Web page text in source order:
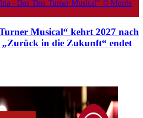
Musical“ kehrt 2027 nach
in die Zukunft“ endet